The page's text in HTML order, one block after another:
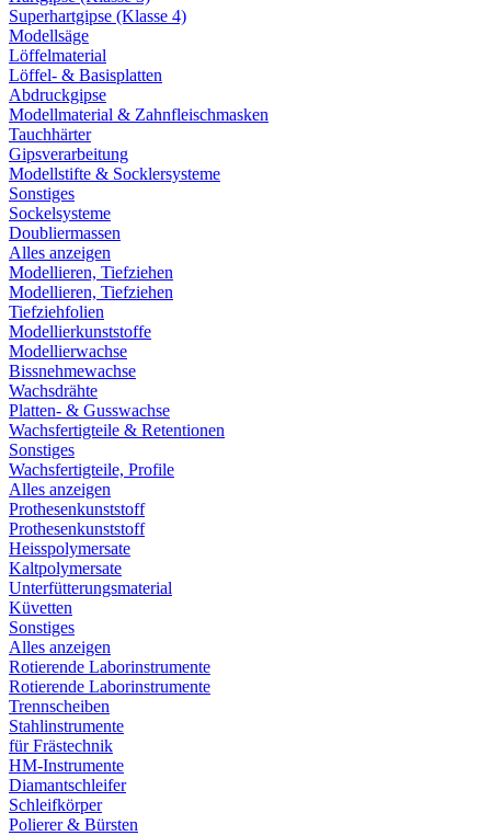
Superhartgipse (Klasse 4)
Modellsäge
Löffelmaterial
Löffel- & Basisplatten
Abdruckgipse
Modellmaterial & Zahnfleischmasken
Tauchhärter
Gipsverarbeitung
Modellstifte & Socklersysteme
Sonstiges
Sockelsysteme
Doubliermassen
Alles anzeigen
Modellieren, Tiefziehen
Modellieren, Tiefziehen
Tiefziehfolien
Modellierkunststoffe
Modellierwachse
Bissnehmewachse
Wachsdrähte
Platten- & Gusswachse
Wachsfertigteile & Retentionen
Sonstiges
Wachsfertigteile, Profile
Alles anzeigen
Prothesenkunststoff
Prothesenkunststoff
Heisspolymersate
Kaltpolymersate
Unterfütterungsmaterial
Küvetten
Sonstiges
Alles anzeigen
Rotierende Laborinstrumente
Rotierende Laborinstrumente
Trennscheiben
Stahlinstrumente
für Frästechnik
HM-Instrumente
Diamantschleifer
Schleifkörper
Polierer & Bürsten